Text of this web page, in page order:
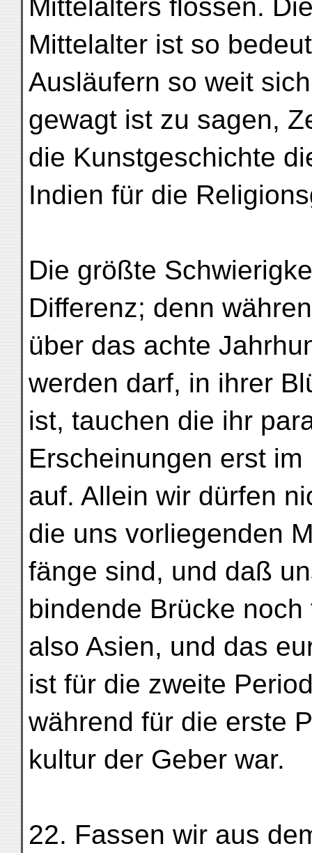
Mittelalters flossen.
Mittelalter ist so
Ausläufern so weit
gewagt ist zu sagen,
die Kunstgeschichte
Indien für die
Die größte
Differenz; denn
über das achte
werden darf, in ihrer
ist, tauchen die ihr
Erscheinungen erst
auf. Allein wir dürfen
die uns vorliegenden
fänge sind, und daß
bindende Brücke
also Asien, und das
ist für die zweite
während für die erste
kultur der Geber war.
22. Fassen wir aus